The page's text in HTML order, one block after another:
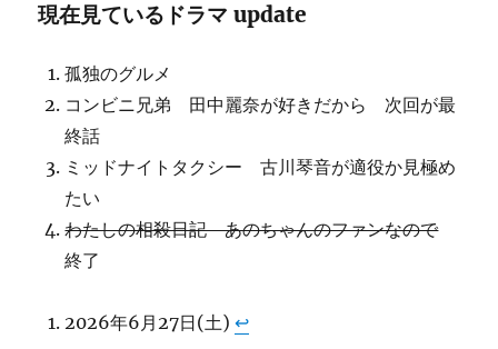
現在見ているドラマ update
孤独のグルメ
コンビニ兄弟 田中麗奈が好きだから 次回が最
終話
ミッドナイトタクシー 古川琴音が適役か見極め
たい
わたしの相殺日記 あのちゃんのファンなので
終了
2026年6月27日(土)↩︎